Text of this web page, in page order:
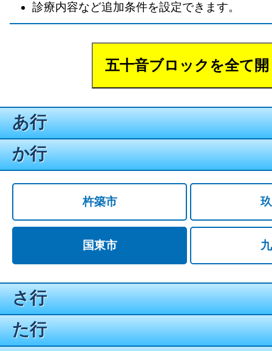
診療内容など追加条件を設定できます。
あ行
か行
杵築市
国東市
さ行
た行